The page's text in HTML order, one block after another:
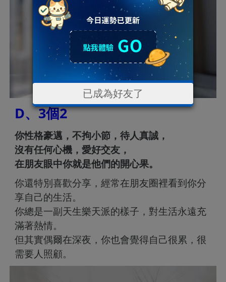
已成為好友了
D、3個2
你性格豪邁，不拘小節，待人真誠，
沒有任何心機，愛好交友，
在朋友眼中你就是他們的開心果。
你還特別喜歡分享，經常在朋友圈裡看到你分
享自己的生活。
你總是一副天生樂天派的樣子，對生活永遠充
滿著熱情。
但其實偶爾在深夜，你也會覺得自己很累，很
需要人照顧。